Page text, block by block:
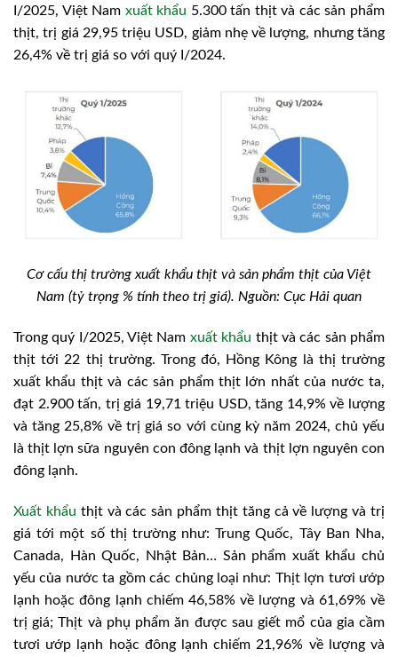
I/2025, Việt Nam xuất khẩu 5.300 tấn thịt và các sản phẩm
thịt, trị giá 29,95 triệu USD, giảm nhẹ về lượng, nhưng tăng
26,4% về trị giá so với quý I/2024.
Cơ cấu thị trường xuất khẩu thịt và sản phẩm thịt của Việt
Nam (tỷ trọng % tính theo trị giá). Nguồn: Cục Hải quan
Trong quý I/2025, Việt Nam xuất khẩu thịt và các sản phẩm
thịt tới 22 thị trường. Trong đó, Hồng Kông là thị trường
xuất khẩu thịt và các sản phẩm thịt lớn nhất của nước ta,
đạt 2.900 tấn, trị giá 19,71 triệu USD, tăng 14,9% về lượng
và tăng 25,8% về trị giá so với cùng kỳ năm 2024, chủ yếu
là thịt lợn sữa nguyên con đông lạnh và thịt lợn nguyên con
đông lạnh.
Xuất khẩu thịt và các sản phẩm thịt tăng cả về lượng và trị
giá tới một số thị trường như: Trung Quốc, Tây Ban Nha,
Canada, Hàn Quốc, Nhật Bản… Sản phẩm xuất khẩu chủ
yếu của nước ta gồm các chủng loại như: Thịt lợn tươi ướp
lạnh hoặc đông lạnh chiếm 46,58% về lượng và 61,69% về
trị giá; Thịt và phụ phẩm ăn được sau giết mổ của gia cầm
tươi ướp lạnh hoặc đông lạnh chiếm 21,96% về lượng và